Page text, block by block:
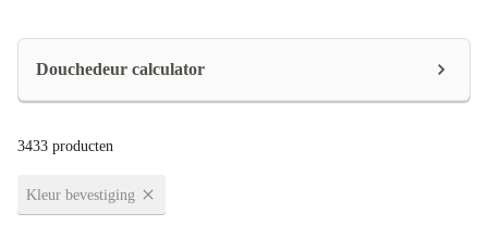
Douchedeur calculator
3433 producten
Kleur bevestiging